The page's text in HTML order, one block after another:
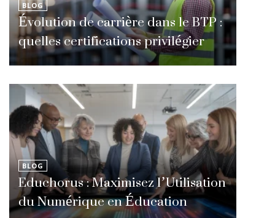
BLOG
Évolution de carrière dans le BTP :
quelles certifications privilégier
BLOG
Educhorus : Maximisez l’Utilisation
du Numérique en Éducation